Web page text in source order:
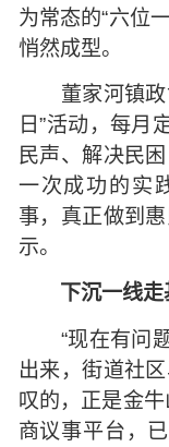
为常态的“六位
悄然成型。
董家河镇政
日”活动，每月
民声、解决民
一次成功的实
事，真正做到
示。
下沉一线
“现在有问题
出来，街道社
叹的，正是金
商议事平台，